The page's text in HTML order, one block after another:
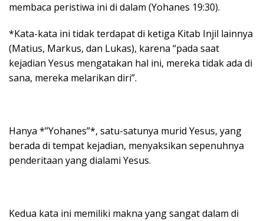
membaca peristiwa ini di dalam (Yohanes 19:30).
*Kata-kata ini tidak terdapat di ketiga Kitab Injil lainnya
(Matius, Markus, dan Lukas), karena “pada saat
kejadian Yesus mengatakan hal ini, mereka tidak ada di
sana, mereka melarikan diri”.
Hanya *”Yohanes”*, satu-satunya murid Yesus, yang
berada di tempat kejadian, menyaksikan sepenuhnya
penderitaan yang dialami Yesus.
Kedua kata ini memiliki makna yang sangat dalam di